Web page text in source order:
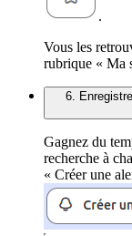
.
Vous les
rubrique « Ma
6.
Gagnez du
recherche à
« Créer une